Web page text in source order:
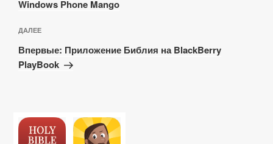
Windows Phone Mango
Следующая
запись
ДАЛЕЕ
Впервые: Приложение Библия на BlackBerry
PlayBook